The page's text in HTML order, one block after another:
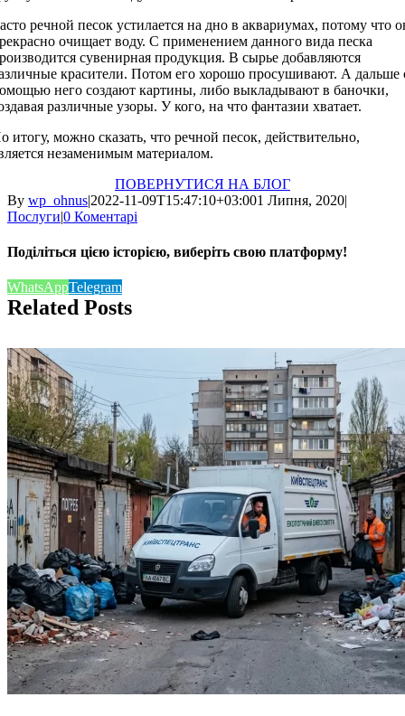
речной песок устилается на дно в аквариумах, потому что
очищает воду. С применением данного вида песка
сувенирная продукция. В сырье добавляются
красители. Потом его хорошо просушивают. А дальше
него создают картины, либо выкладывают в баночки,
различные узоры. У кого, на что фантазии хватает.
итогу, можно сказать, что речной песок, действительно,
незаменимым материалом.
ПОВЕРНУТИСЯ НА БЛОГ
By wp_ohnus|2022-11-09T15:47:10+03:001 Липня, 2020|
Послуги|0 Коментарі
Поділіться цією історією, виберіть свою платформу!
WhatsAppTelegram
Related Posts